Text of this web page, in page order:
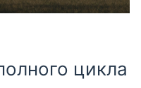
цикла